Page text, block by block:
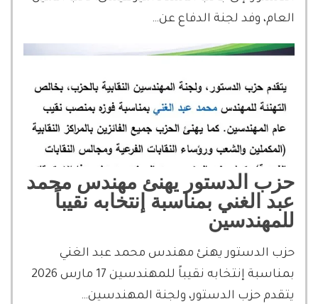
العام، وفد لجنة الدفاع عن…
حزب الدستور يهنئ مهندس محمد
عبد الغني بمناسبة إنتخابه نقيباً
للمهندسين
حزب الدستور يهنئ مهندس محمد عبد الغني
بمناسبة إنتخابه نقيباً للمهندسين 17 مارس 2026
يتقدم حزب الدستور، ولجنة المهندسين…